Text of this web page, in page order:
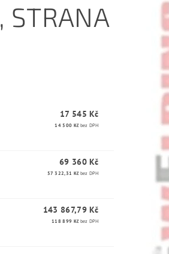
, STRANA
17 545 Kč
14 500 Kč bez DPH
69 360 Kč
57 322,31 Kč bez DPH
143 867,79 Kč
118 899 Kč bez DPH